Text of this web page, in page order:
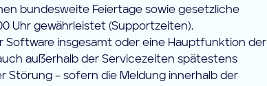
bundesweite Feiertage sowie gesetzliche
Uhr gewährleistet (Supportzeiten).
Software insgesamt oder eine Hauptfunktion der
außerhalb der Servicezeiten spätestens
Störung – sofern die Meldung innerhalb der